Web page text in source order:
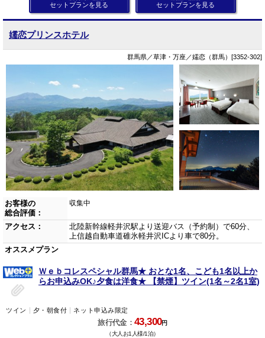
セットプランを見る
セットプランを見る
嬬恋プリンスホテル
群馬県／草津・万座／嬬恋（群馬）[3352-302]
お客様の
総合評価：
収集中
アクセス：
北陸新幹線軽井沢駅より送迎バス（予約制）で60分、
上信越自動車道碓氷軽井沢ICより車で80分。
オススメプラン
Ｗｅｂコレスペシャル群馬★ おとな1名、こども1名以上か
らお申込みOK♪夕食は洋食★ 【禁煙】ツイン(1名～2名1室)
ツイン 夕・朝食付 ネット申込み限定
旅行代金：43,300円
（大人お1人様/1泊）